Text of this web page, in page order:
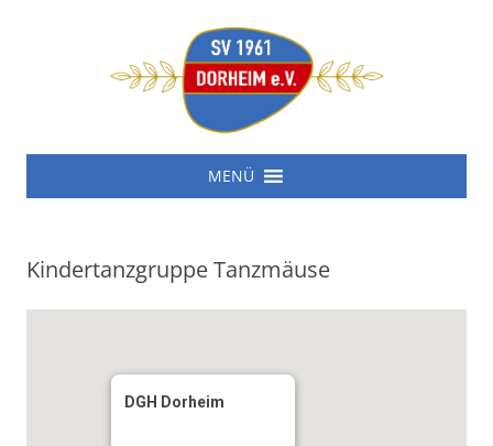
SV 1961 Dorheim e.V.
Zum
MENÜ
Kindertanzgruppe Tanzmäuse
DGH Dorheim